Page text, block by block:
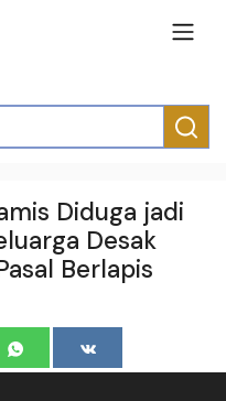
Diduga jadi
Desak
Berlapis